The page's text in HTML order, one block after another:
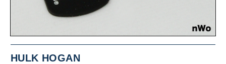
HULK HOGAN